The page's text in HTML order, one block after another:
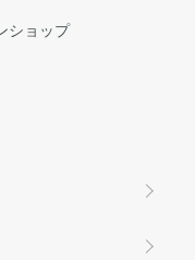
ショップ